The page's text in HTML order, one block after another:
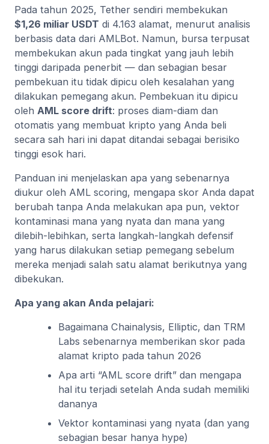
Pada tahun 2025, Tether sendiri membekukan
$1,26 miliar USDT di 4.163 alamat, menurut analisis
berbasis data dari AMLBot. Namun, bursa terpusat
membekukan akun pada tingkat yang jauh lebih
tinggi daripada penerbit — dan sebagian besar
pembekuan itu tidak dipicu oleh kesalahan yang
dilakukan pemegang akun. Pembekuan itu dipicu
oleh AML score drift: proses diam-diam dan
otomatis yang membuat kripto yang Anda beli
secara sah hari ini dapat ditandai sebagai berisiko
tinggi esok hari.
Panduan ini menjelaskan apa yang sebenarnya
diukur oleh AML scoring, mengapa skor Anda dapat
berubah tanpa Anda melakukan apa pun, vektor
kontaminasi mana yang nyata dan mana yang
dilebih-lebihkan, serta langkah-langkah defensif
yang harus dilakukan setiap pemegang sebelum
mereka menjadi salah satu alamat berikutnya yang
dibekukan.
Apa yang akan Anda pelajari:
Bagaimana Chainalysis, Elliptic, dan TRM
Labs sebenarnya memberikan skor pada
alamat kripto pada tahun 2026
Apa arti “AML score drift” dan mengapa
hal itu terjadi setelah Anda sudah memiliki
dananya
Vektor kontaminasi yang nyata (dan yang
sebagian besar hanya hype)